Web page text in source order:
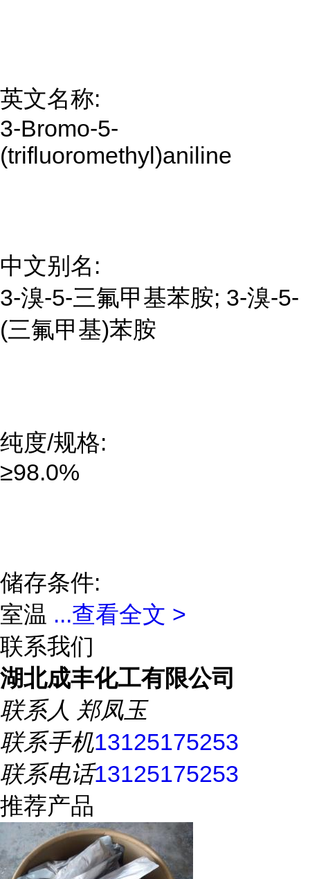
英文名称:
3-Bromo-5-
(trifluoromethyl)aniline
中文别名:
3-溴-5-三氟甲基苯胺; 3-溴-5-
(三氟甲基)苯胺
纯度/规格:
≥98.0%
储存条件:
室温 ...查看全文 >
联系我们
湖北成丰化工有限公司
联系人 郑凤玉
联系手机13125175253
联系电话13125175253
推荐产品